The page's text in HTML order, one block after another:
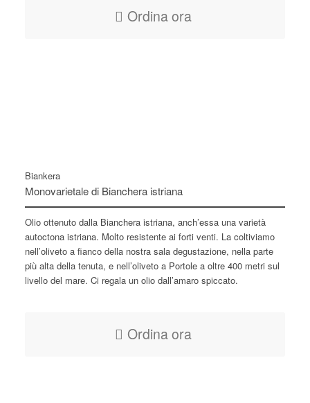
Ordina ora
Biankera
Monovarietale di Bianchera istriana
Olio ottenuto dalla Bianchera istriana, anch’essa una varietà
autoctona istriana. Molto resistente ai forti venti. La coltiviamo
nell’oliveto a fianco della nostra sala degustazione, nella parte
più alta della tenuta, e nell’oliveto a Portole a oltre 400 metri sul
livello del mare. Ci regala un olio dall’amaro spiccato.
Ordina ora